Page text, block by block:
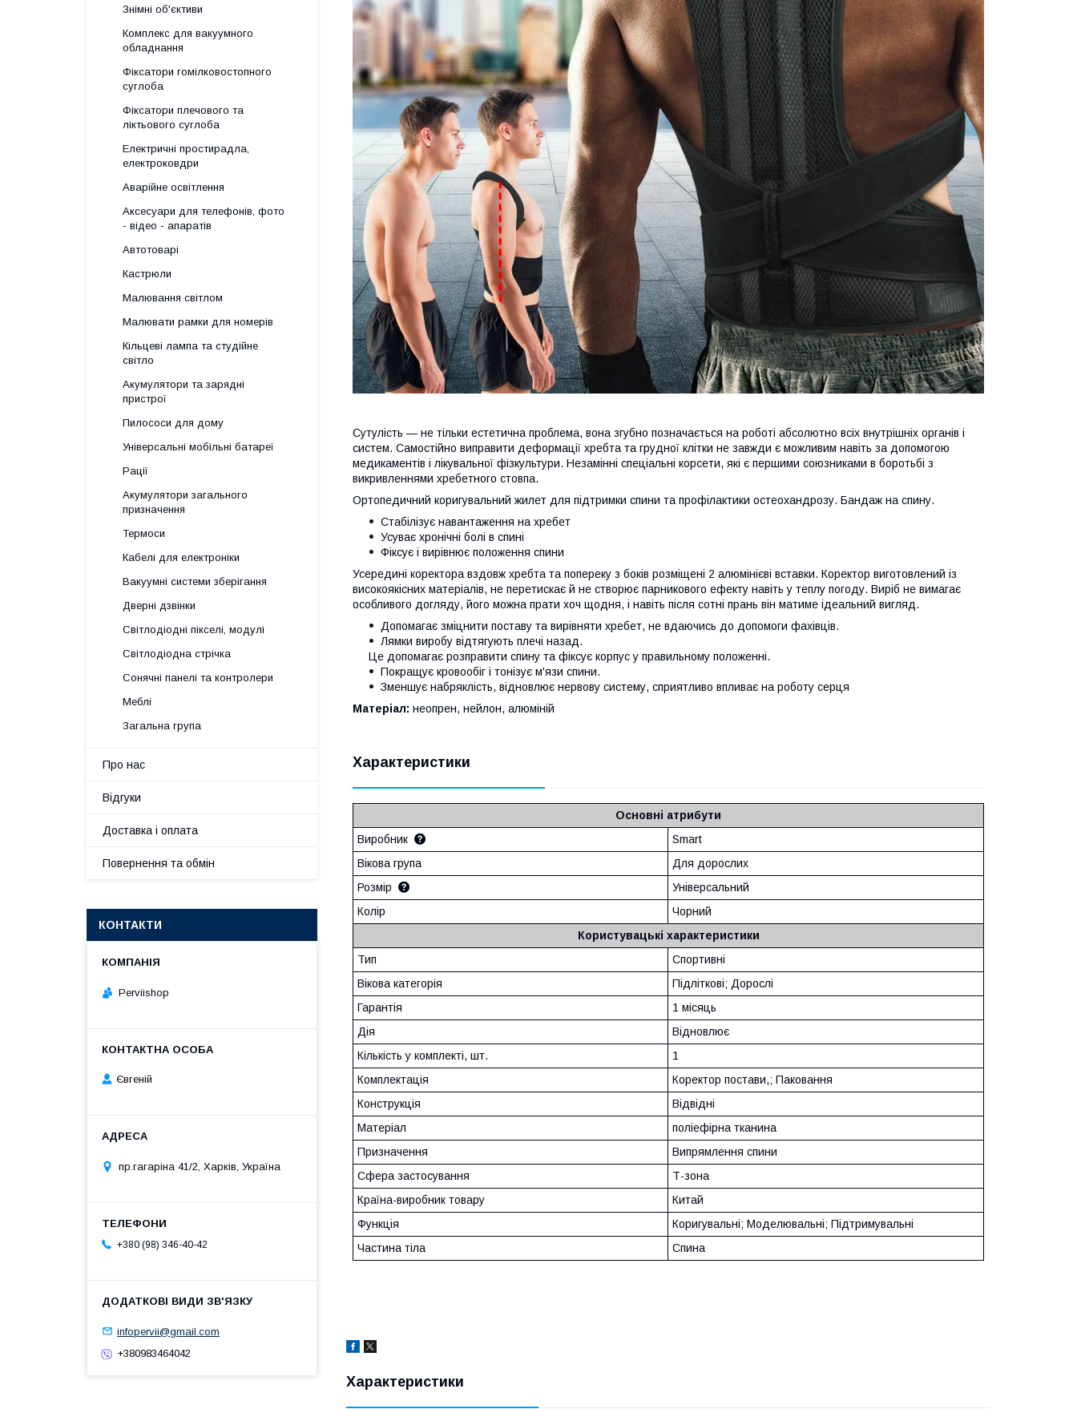
Сутулість — не тільки естетична проблема, вона згубно позначається на роботі абсолютно всіх внутрішніх органів і
систем. Самостійно виправити деформації хребта та грудної клітки не завжди є можливим навіть за допомогою
медикаментів і лікувальної фізкультури. Незамінні спеціальні корсети, які є першими союзниками в боротьбі з
викривленнями хребетного стовпа.
Ортопедичний коригувальний жилет для підтримки спини та профілактики остеохандрозу. Бандаж на спину.
Стабілізує навантаження на хребет
Усуває хронічні болі в спині
Фіксує і вирівнює положення спини
Усередині коректора вздовж хребта та попереку з боків розміщені 2 алюмінієві вставки. Коректор виготовлений із
високоякісних матеріалів, не перетискає й не створює парникового ефекту навіть у теплу погоду. Виріб не вимагає
особливого догляду, його можна прати хоч щодня, і навіть після сотні прань він матиме ідеальний вигляд.
Допомагає зміцнити поставу та вирівняти хребет, не вдаючись до допомоги фахівців.
Лямки виробу відтягують плечі назад.
Це допомагає розправити спину та фіксує корпус у правильному положенні.
Покращує кровообіг і тонізує м'язи спини.
Зменшує набряклість, відновлює нервову систему, сприятливо впливає на роботу серця
Матеріал: неопрен, нейлон, алюміній
Характеристики
Основні атрибути
Виробник
Smart
Вікова група
Для дорослих
Розмір
Універсальний
Колір
Чорний
Користувацькі характеристики
Тип
Спортивні
Вікова категорія
Підліткові; Дорослі
Гарантія
1 місяць
Дія
Відновлює
Кількість у комплекті, шт.
1
Комплектація
Коректор постави,; Паковання
Конструкція
Відвідні
Матеріал
поліефірна тканина
Призначення
Випрямлення спини
Сфера застосування
Т-зона
Країна-виробник товару
Китай
Функція
Коригувальні; Моделювальні; Підтримувальні
Частина тіла
Спина
Характеристики
Знімні об'єктиви
Комплекс для вакуумного
обладнання
Фіксатори гомілковостопного
суглоба
Фіксатори плечового та
ліктьового суглоба
Електричні простирадла,
електроковдри
Аварійне освітлення
Аксесуари для телефонів, фото
- відео - апаратів
Автотоварі
Кастрюли
Малювання світлом
Малювати рамки для номерів
Кільцеві лампа та студійне
світло
Акумулятори та зарядні
пристрої
Пилососи для дому
Універсальні мобільні батареї
Рації
Акумулятори загального
призначення
Термоси
Кабелі для електроніки
Вакуумні системи зберігання
Дверні дзвінки
Світлодіодні пікселі, модулі
Світлодіодна стрічка
Сонячні панелі та контролери
Меблі
Загальна група
Про нас
Відгуки
Доставка і оплата
Повернення та обмін
КОНТАКТИ
Perviishop
Євгеній
пр.гагаріна 41/2, Харків, Україна
+380 (98) 346-40-42
infopervii@gmail.com
+380983464042